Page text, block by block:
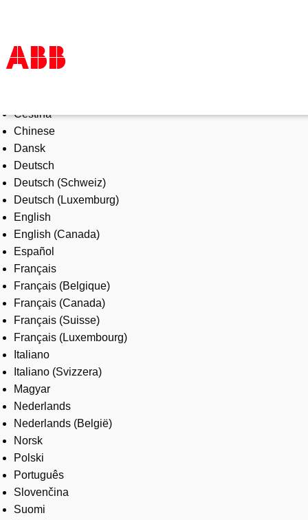
Products & Solutions
Industries
Services
About us
Where to buy
Contact us
Careers
Čeština
Chinese
Dansk
Deutsch
Deutsch (Schweiz)
Deutsch (Luxemburg)
English
English (Canada)
Español
Français
Français (Belgique)
Français (Canada)
Français (Suisse)
Français (Luxembourg)
Italiano
Italiano (Svizzera)
Magyar
Nederlands
Nederlands (België)
Norsk
Polski
Português
Slovenčina
Suomi